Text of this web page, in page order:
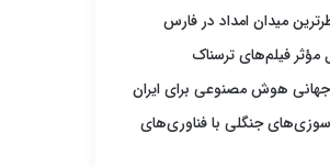
میدان امداد در فارس
فیلم‌های ترسناک
جنگلی با فناوری‌های